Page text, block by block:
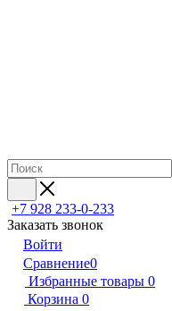
+7 928 233-0-233
Заказать звонок
Войти
Сравнение0
Избранные товары 0
Корзина 0